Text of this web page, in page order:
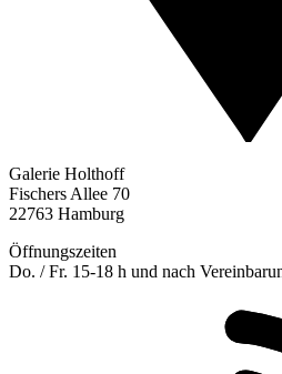
Galerie Holthoff
Fischers Allee 70
22763 Hamburg
Öffnungszeiten
Do. / Fr. 15-18 h und nach